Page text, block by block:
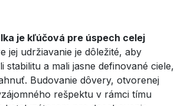
je kľúčová pre úspech celej
jej udržiavanie je dôležité, aby
stabilitu a mali jasne definované ciele,
Budovanie dôvery, otvorenej
rešpektu v rámci tímu